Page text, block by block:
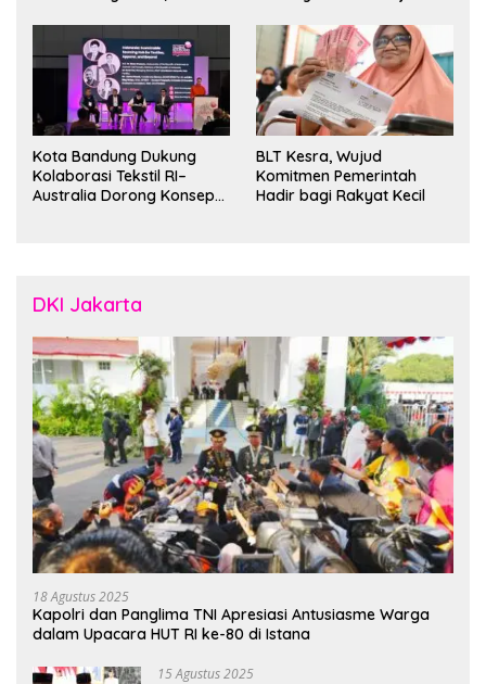
Kota Bandung Dukung
Kolaborasi Tekstil RI–
Australia Dorong Konsep
BLT Kesra, Wujud
Komitmen Pemerintah
Hadir bagi Rakyat Kecil
DKI Jakarta
18 Agustus 2025
Kapolri dan Panglima TNI Apresiasi Antusiasme Warga
dalam Upacara HUT RI ke-80 di Istana
15 Agustus 2025